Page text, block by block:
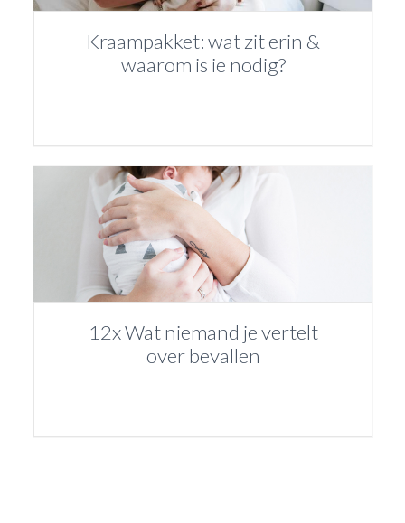
Kraampakket: wat zit erin &
waarom is ie nodig?
12x Wat niemand je vertelt
over bevallen